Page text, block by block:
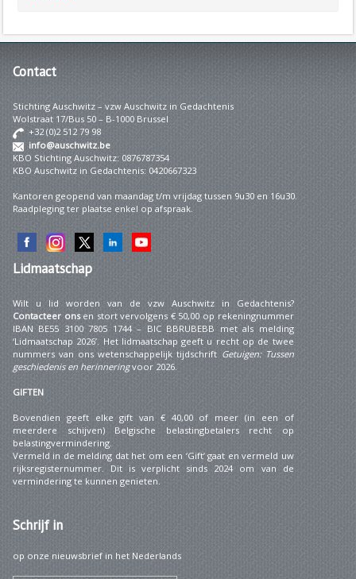
Contact
Stichting Auschwitz – vzw Auschwitz in Gedachtenis
Wolstraat 17/Bus 50 – B-1000 Brussel
+32 (0)2 512 79 98
info@auschwitz.be
KBO Stichting Auschwitz: 0876787354
KBO Auschwitz in Gedachtenis: 0420667323
Kantoren geopend van maandag t/m vrijdag tussen 9u30 en 16u30.
Raadpleging ter plaatse enkel op afspraak.
Lidmaatschap
Wilt u lid worden van de vzw Auschwitz in Gedachtenis?
Contacteer onsen stort vervolgens € 50,00 op rekeningnummer
IBAN BE55 3100 7805 1744 – BIC BBRUBEBB met als melding
‘Lidmaatschap 2026’. Het lidmaatschap geeft u recht op de twee
nummers van ons wetenschappelijk tijdschrift Getuigen: Tussen
geschiedenis en herinneringvoor 2026.
GIFTEN
Bovendien geeft elke gift van € 40,00 of meer (in een of
meerdere schijven) Belgische belastingbetalers recht op
belastingvermindering.
Vermeld in de melding dat het om een ‘Gift’ gaat en vermeld uw
rijksregisternummer. Dit is verplicht sinds 2024 om van de
vermindering te kunnen genieten.
Schrijfin
op onze nieuwsbrief in het Nederlands